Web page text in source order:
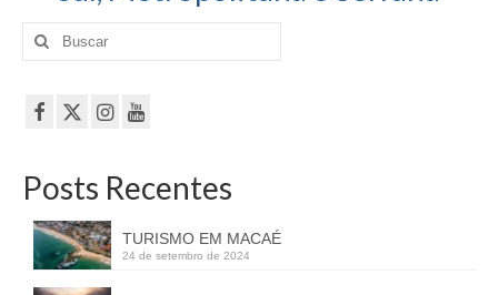
Buscar
por:
Posts Recentes
TURISMO EM MACAÉ
24 de setembro de 2024